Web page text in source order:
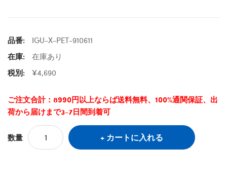
品番:
IGU-X-PET-910611
在庫:
在庫あり
税別:
¥4,690
ご注文合計：8990円以上ならば送料無料、100%通関保証、出
荷から届けまで3-7日間到着可
数量 カートに入れる